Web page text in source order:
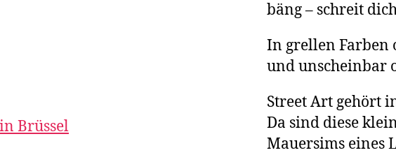
bäng – schreit
In grellen Farben
und unscheinbar
Street Art gehört
Da sind diese
Mauersims eines